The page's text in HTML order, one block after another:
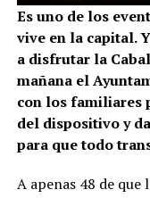
Es uno de los
vive en la capital.
a disfrutar la
mañana el
con los familiares
del dispositivo y
para que todo
A apenas 48 de que